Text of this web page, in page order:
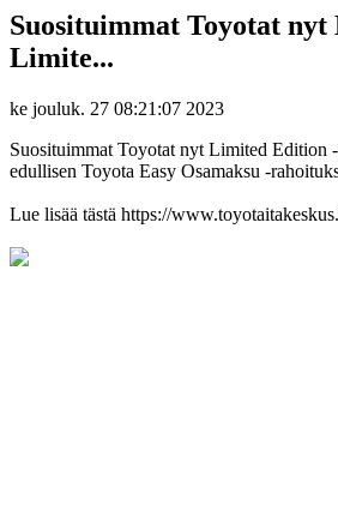
Suosituimmat Toyotat
Limite...
ke jouluk. 27 08:21:07 2023
Suosituimmat Toyotat nyt Limited Edition
edullisen Toyota Easy Osamaksu -
Lue lisää tästä https://